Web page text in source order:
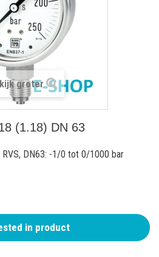
groter
(1.18) DN 63
RVS, DN63: -1/0 tot 0/1000 bar
in product